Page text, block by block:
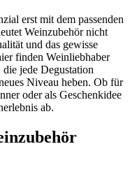
erst mit dem passenden
Weinzubehör nicht
und das gewisse
finden Weinliebhaber
jede Degustation
Niveau heben. Ob für
oder als Geschenkidee
ab.